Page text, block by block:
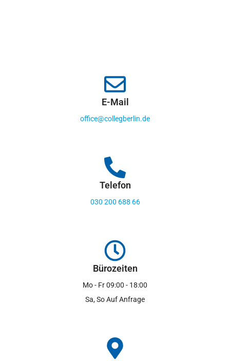
E-Mail
office@collegberlin.de
Telefon
030 200 688 66
Bürozeiten
Mo - Fr 09:00 - 18:00
Sa, So Auf Anfrage